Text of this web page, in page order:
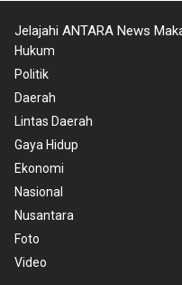
Jelajahi ANTARA News
Hukum
Politik
Daerah
Lintas Daerah
Gaya Hidup
Ekonomi
Nasional
Nusantara
Foto
Video